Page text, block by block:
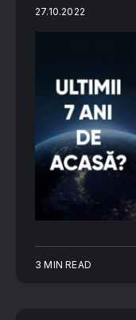
27.10.2022
3 MIN READ